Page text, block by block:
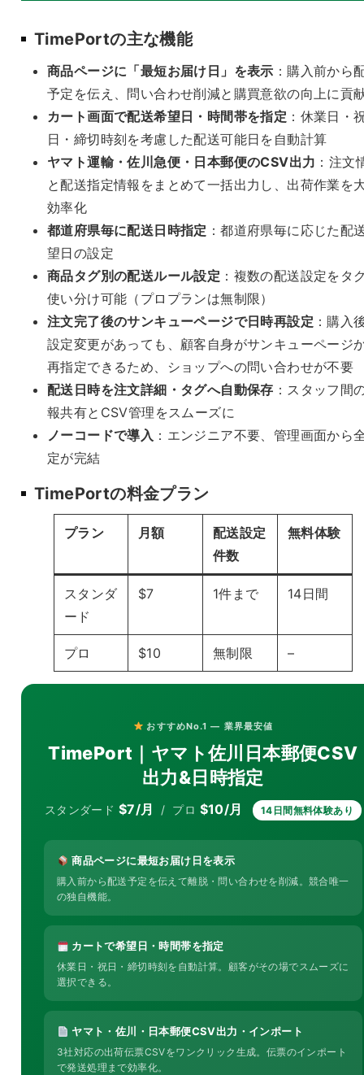
TimePortの主な機能
商品ページに「最短お届け日」を表示 ：購入前から
予定を伝え、問い合わせ削減と購買意欲の向上に貢
カート画面で配送希望日・時間帯を指定 ：休業日・
日・締切時刻を考慮した配送可能日を自動計算
ヤマト運輸・佐川急便・日本郵便のCSV出力 ：注文
と配送指定情報をまとめて一括出力し、出荷作業を
効率化
都道府県毎に配送日時指定 ：都道府県毎に応じた配
望日の設定
商品タグ別の配送ルール設定 ：複数の配送設定をタ
使い分け可能（プロプランは無制限）
注文完了後のサンキューページで日時再設定 ：購入
設定変更があっても、顧客自身がサンキューページ
再指定できるため、ショップへの問い合わせが不要
配送日時を注文詳細・タグへ自動保存 ：スタッフ間
報共有とCSV管理をスムーズに
ノーコードで導入 ：エンジニア不要、管理画面から
定が完結
TimePortの料金プラン
プラン 月額
配送設定
件数
無料体験
スタンダ
ード
$7 1件まで 14日間
プロ $10 無制限 –
おすすめNo.1 — 業界最安値
TimePort｜ヤマト佐川日本郵便CSV
出力&日時指定
スタンダード $7/月 / プロ $10/月 14日間無料体験あり
商品ページに最短お届け日を表示
購入前から配送予定を伝えて離脱・問い合わせを削減。競合唯一
の独自機能。
カートで希望日・時間帯を指定
休業日・祝日・締切時刻を自動計算。顧客がその場でスムーズに
選択できる。
ヤマト・佐川・日本郵便CSV出力・インポート
3社対応の出荷伝票CSVをワンクリック生成。伝票のインポート
で発送処理まで効率化。